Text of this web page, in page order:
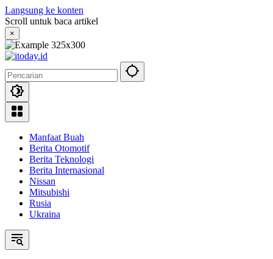
Langsung ke konten
Scroll untuk baca artikel
×
Manfaat Buah
Berita Otomotif
Berita Teknologi
Berita Internasional
Nissan
Mitsubishi
Rusia
Ukraina